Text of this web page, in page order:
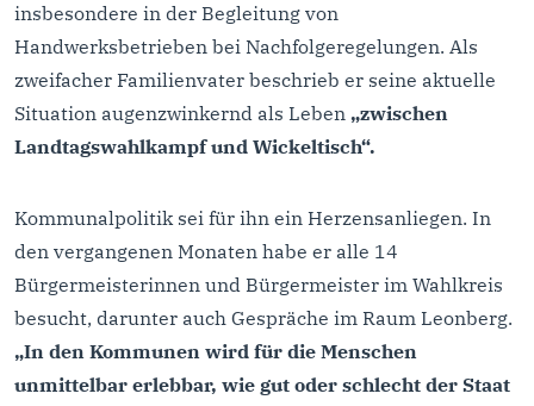
insbesondere in der Begleitung von
Handwerksbetrieben bei Nachfolgeregelungen. Als
zweifacher Familienvater beschrieb er seine aktuelle
Situation augenzwinkernd als Leben „zwischen
Landtagswahlkampf und Wickeltisch“.
Kommunalpolitik sei für ihn ein Herzensanliegen. In
den vergangenen Monaten habe er alle 14
Bürgermeisterinnen und Bürgermeister im Wahlkreis
besucht, darunter auch Gespräche im Raum Leonberg.
„In den Kommunen wird für die Menschen
unmittelbar erlebbar, wie gut oder schlecht der Staat